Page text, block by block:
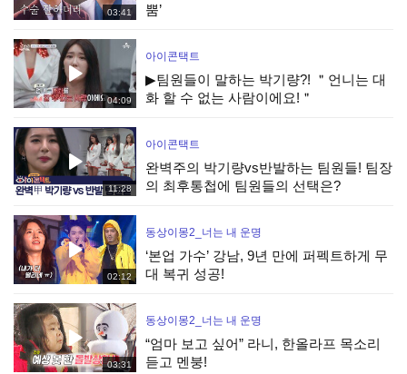
03:41
뿜’
04:09
아이콘택트
▶팀원들이 말하는 박기량?! ＂언니는 대
화 할 수 없는 사람이에요!＂
11:28
아이콘택트
완벽주의 박기량vs반발하는 팀원들! 팀장
의 최후통첩에 팀원들의 선택은?
02:12
동상이몽2_너는 내 운명
‘본업 가수’ 강남, 9년 만에 퍼펙트하게 무
대 복귀 성공!
03:31
동상이몽2_너는 내 운명
“엄마 보고 싶어” 라니, 한올라프 목소리
듣고 멘붕!